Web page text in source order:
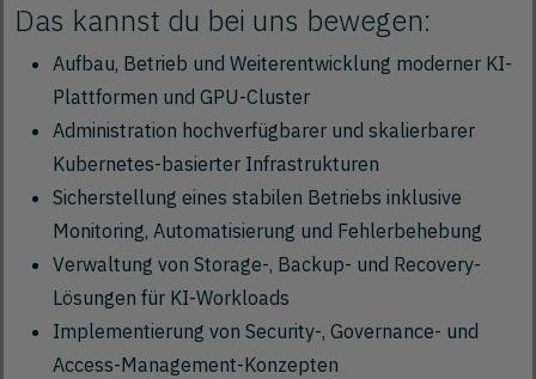
Das kannst du bei uns bewegen:
Aufbau, Betrieb und Weiterentwicklung moderner KI-
Plattformen und GPU-Cluster
Administration hochverfügbarer und skalierbarer
Kubernetes-basierter Infrastrukturen
Sicherstellung eines stabilen Betriebs inklusive
Monitoring, Automatisierung und Fehlerbehebung
Verwaltung von Storage-, Backup- und Recovery-
Lösungen für KI-Workloads
Implementierung von Security-, Governance- und
Access-Management-Konzepten